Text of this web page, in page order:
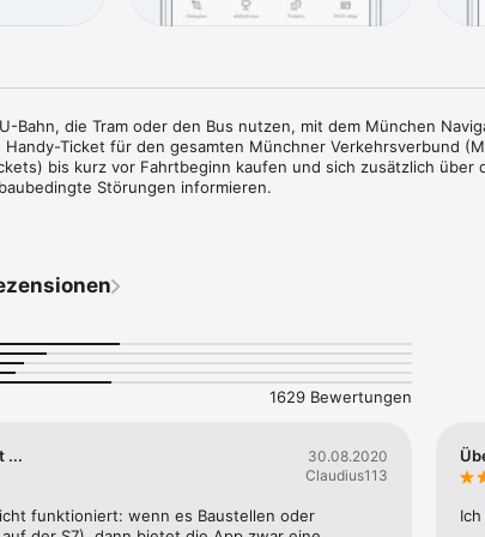
Bahn, die Tram oder den Bus nutzen, mit dem München
Ticket für den gesamten Münchner Verkehrsverbund
bis kurz vor Fahrtbeginn kaufen und sich zusätzlich über
Störungen informieren.
bequem im gesamten Münchner Verkehrsverbund (MVV)
und Fahrrad-Tageskarten kaufen. Wenn Sie das MVV-
Tickets, weitere regionale Tagestickets, die Fahrrad-
kaufen. Die Bezahlung funktioniert per Apple Pay,
oder PayPal. Auch ein Kauf für Dritte ist möglich.
oder der Ticketauswahl können Sie direkt in die
Münchner Verkehrsverbund (MVV) flexibel unterwegs
1629 Bewertungen
...
30.08.2020
Claudius113
funktioniert: wenn es Baustellen oder